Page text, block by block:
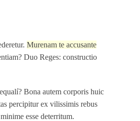
Murenam te accusante
Duo Reges: constructio
Bona autem corporis huic
percipitur ex vilissimis rebus
esse deterritum.